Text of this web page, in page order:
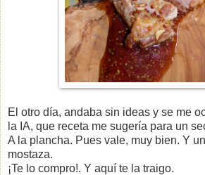
El otro día, andaba sin ideas y se me
la IA, que receta me sugería para un
A la plancha. Pues vale, muy bien. Y
mostaza.
¡Te lo compro!. Y aquí te la traigo.